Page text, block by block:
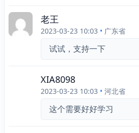
老王
2023-03-23 10:03 • 广东省
试试，支持一下
XIA8098
2023-03-23 10:03 • 河北省
这个需要好好学习